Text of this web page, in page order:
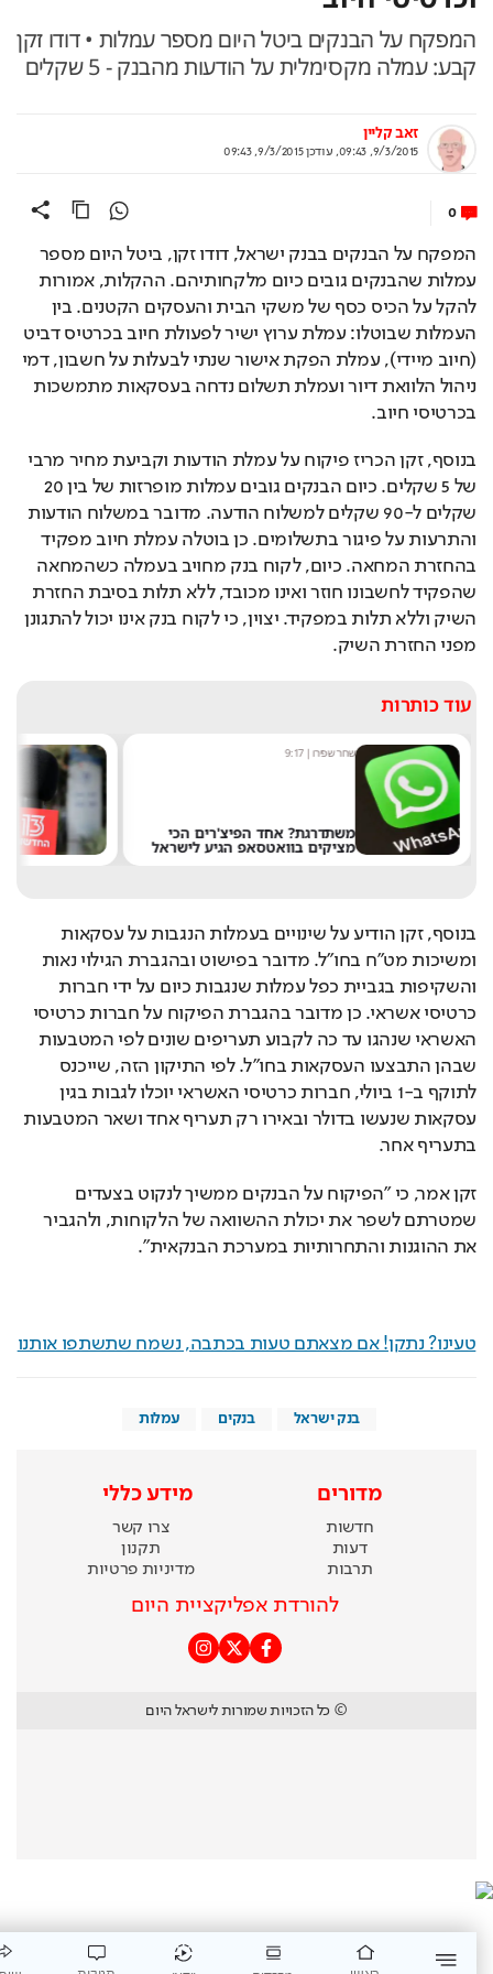
המפקח על הבנקים ביטל היום מספר עמלות • דודו זקן
קבע: עמלה מקסימלית על הודעות מהבנק - 5 שקלים
זאב קליין
9/3/2015, 09:43
,עודכן9/3/2015, 09:43
0
המפקח על הבנקים בבנק ישראל, דודו זקן, ביטל היום מספר
עמלות שהבנקים גובים כיום מלקחותיהם. ההקלות, אמורות
להקל על הכיס כסף של משקי הבית והעסקים הקטנים. בין
העמלות שבוטלו: עמלת ערוץ ישיר לפעולת חיוב בכרטיס דביט
(חיוב מיידי), עמלת הפקת אישור שנתי לבעלות על חשבון, דמי
ניהול הלוואת דיור ועמלת תשלום נדחה בעסקאות מתמשכות
בכרטיסי חיוב.
בנוסף, זקן הכריז פיקוח על עמלת הודעות וקביעת מחיר מרבי
של 5 שקלים. כיום הבנקים גובים עמלות מופרזות של בין 20
שקלים ל-90 שקלים למשלוח הודעה. מדובר במשלוח הודעות
והתרעות על פיגור בתשלומים. כן בוטלה עמלת חיוב מפקיד
בהחזרת המחאה. כיום, לקוח בנק מחויב בעמלה כשהמחאה
שהפקיד לחשבונו חוזר ואינו מכובד, ללא תלות בסיבת החזרת
השיק וללא תלות במפקיד. יצוין, כי לקוח בנק אינו יכול להתגונן
מפני החזרת השיק.
עוד כותרות
שחר שפירו|
9:17
משתדרגת? אחד הפיצ'רים הכי
מציקים בוואטסאפ הגיע לישראל
בנוסף, זקן הודיע על שינויים בעמלות הנגבות על עסקאות
ומשיכות מט"ח בחו"ל. מדובר בפישוט ובהגברת הגילוי נאות
והשקיפות בגביית כפל עמלות שנגבות כיום על ידי חברות
כרטיסי אשראי. כן מדובר בהגברת הפיקוח על חברות כרטיסי
האשראי שנהגו עד כה לקבוע תעריפים שונים לפי המטבעות
שבהן התבצעו העסקאות בחו"ל. לפי התיקון הזה, שייכנס
לתוקף ב-1 ביולי, חברות כרטיסי האשראי יוכלו לגבות בגין
עסקאות שנעשו בדולר ובאירו רק תעריף אחד ושאר המטבעות
בתעריף אחר.
זקן אמר, כי "הפיקוח על הבנקים ממשיך לנקוט בצעדים
שמטרתם לשפר את יכולת ההשוואה של הלקוחות, ולהגביר
את ההוגנות והתחרותיות במערכת הבנקאית".
טעינו? נתקן! אם מצאתם טעות בכתבה, נשמח שתשתפו אותנו
בנק ישראל בנקים עמלות
מדורים
חדשות
דעות
תרבות
מידע כללי
צרו קשר
תקנון
מדיניות פרטיות
להורדת אפליקציית היום
© כל הזכויות שמורות לישראל היום